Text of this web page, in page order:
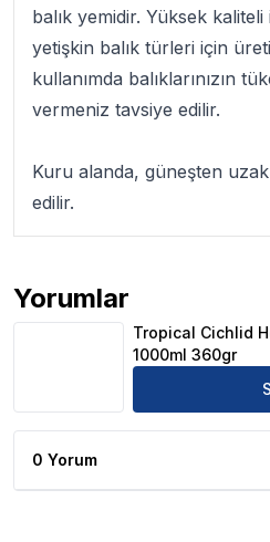
balık yemidir. Yüksek
yetişkin balık türleri için
kullanımda balıklarınızın
vermeniz tavsiye edilir.
Kuru alanda, güneşten
edilir.
Yorumlar
Tropical Cichlid Herbivore
Tropical Cichlid
1000ml 360gr
0 Yorum